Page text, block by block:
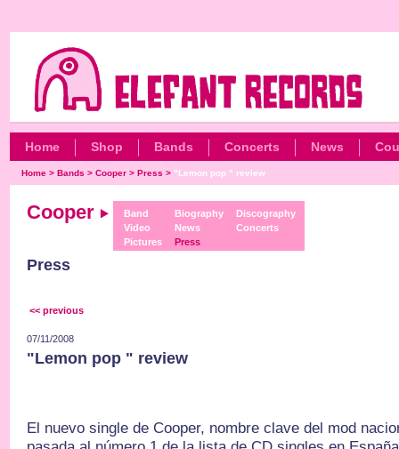
Home Shop Bands Concerts News
Home> Bands > Cooper> Press > "Lemon pop " review
Cooper
Band
Video
Pictures
Biography
News
Press
Discography
Concerts
Press
<< previous
07/11/2008
"Lemon pop " review
El nuevo single de Cooper, nombre clave del mod